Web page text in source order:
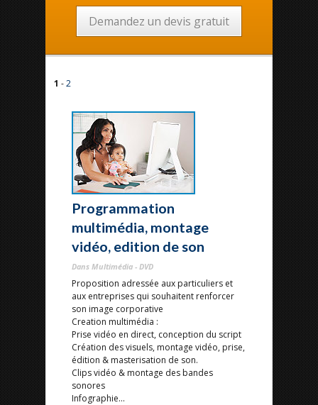
Demandez un devis gratuit
1 -2
Programmation
multimédia, montage
vidéo, edition de son
Dans Multimédia - DVD
Proposition adressée aux particuliers et
aux entreprises qui souhaitent renforcer
son image corporative
Creation multimédia :
Prise vidéo en direct, conception du script
Création des visuels, montage vidéo, prise,
édition & masterisation de son.
Clips vidéo & montage des bandes
sonores
Infographie...